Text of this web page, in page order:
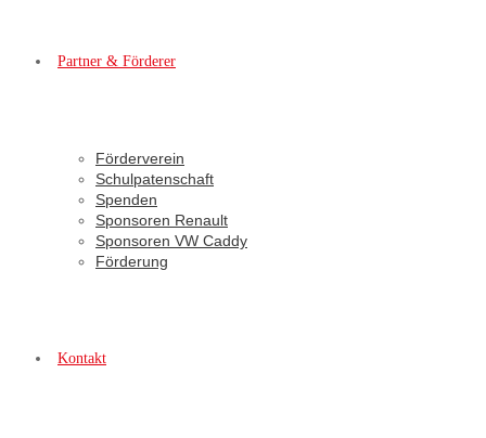
Partner & Förderer
Förderverein
Schulpatenschaft
Spenden
Sponsoren Renault
Sponsoren VW Caddy
Förderung
Kontakt